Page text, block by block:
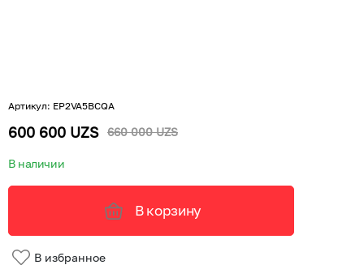
Артикул: EP2VA5BCQA
600 600 UZS 660 000 UZS
В наличии
В корзину
В избранное